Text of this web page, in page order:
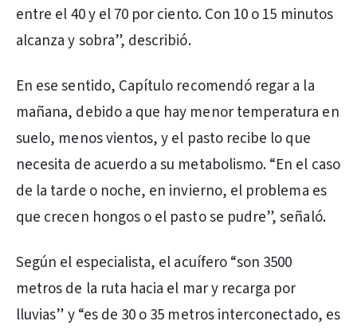
entre el 40 y el 70 por ciento. Con 10 o 15 minutos
alcanza y sobra”, describió.
En ese sentido, Capítulo recomendó regar a la
mañana, debido a que hay menor temperatura en
suelo, menos vientos, y el pasto recibe lo que
necesita de acuerdo a su metabolismo. “En el caso
de la tarde o noche, en invierno, el problema es
que crecen hongos o el pasto se pudre”, señaló.
Según el especialista, el acuífero “son 3500
metros de la ruta hacia el mar y recarga por
lluvias” y “es de 30 o 35 metros interconectado, es